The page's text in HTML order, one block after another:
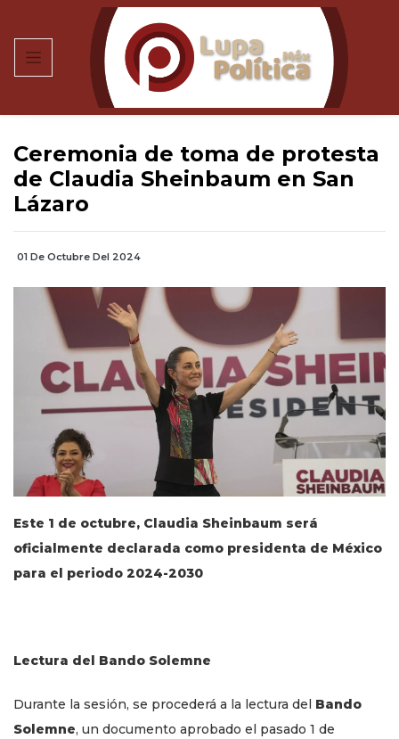
Ceremonia de toma de protesta
de Claudia Sheinbaum en San
Lázaro
01 De Octubre Del 2024
Este 1 de octubre, Claudia Sheinbaum será
oficialmente declarada como presidenta de México
para el periodo 2024-2030
Lectura del Bando Solemne
Durante la sesión, se procederá a la lectura del Bando
Solemne, un documento aprobado el pasado 1 de